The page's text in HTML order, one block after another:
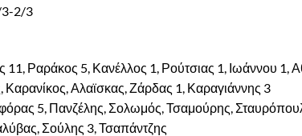
3-2/3
Ραράκος 5, Κανέλλος 1, Ρούτσιας 1, Ιωάννου 1,
Αλαϊσκας, Ζάρδας 1, Καραγιάννης 3
5, Πανζέλης, Σολωμός, Τσαμούρης,
Σούλης 3, Τσαπάντζης